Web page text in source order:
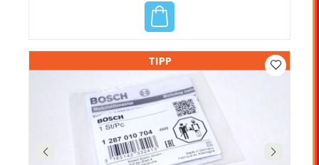
TIPP